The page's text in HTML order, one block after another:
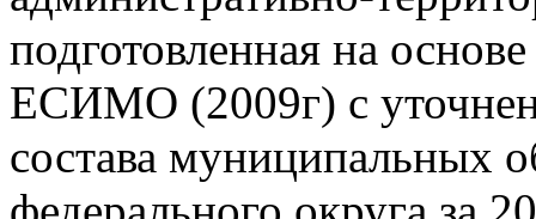
подготовленная на
ЕСИМО (2009г) с
состава муниципальных